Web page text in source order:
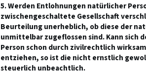
5. Werden Entlohnungen natürlicher
zwischengeschaltete Gesellschaft
Beurteilung unerheblich, ob diese der
unmittelbar zugeflossen sind. Kann sich
Person schon durch zivilrechtlich
entziehen, so ist die nicht ernstlich
steuerlich unbeachtlich.